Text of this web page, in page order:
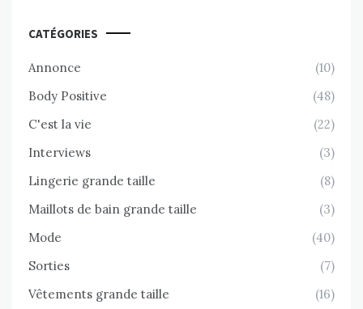
CATÉGORIES
Annonce
(10)
Body Positive
(48)
C'est la vie
(22)
Interviews
(3)
Lingerie grande taille
(8)
Maillots de bain grande taille
(3)
Mode
(40)
Sorties
(7)
Vêtements grande taille
(16)